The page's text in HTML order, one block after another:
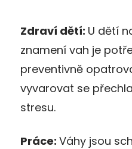
Zdraví dětí: U dětí
znamení vah je
preventivně
vyvarovat se
stresu.
Práce: Váhy jsou